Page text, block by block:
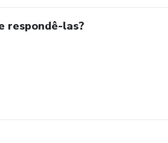
respondê-las?